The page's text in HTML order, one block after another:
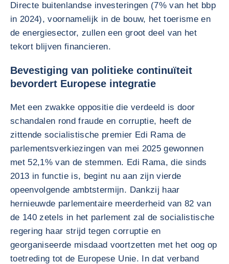
Directe buitenlandse investeringen (7% van het bbp
in 2024), voornamelijk in de bouw, het toerisme en
de energiesector, zullen een groot deel van het
tekort blijven financieren.
Bevestiging van politieke continuïteit
bevordert Europese integratie
Met een zwakke oppositie die verdeeld is door
schandalen rond fraude en corruptie, heeft de
zittende socialistische premier Edi Rama de
parlementsverkiezingen van mei 2025 gewonnen
met 52,1% van de stemmen. Edi Rama, die sinds
2013 in functie is, begint nu aan zijn vierde
opeenvolgende ambtstermijn. Dankzij haar
hernieuwde parlementaire meerderheid van 82 van
de 140 zetels in het parlement zal de socialistische
regering haar strijd tegen corruptie en
georganiseerde misdaad voortzetten met het oog op
toetreding tot de Europese Unie. In dat verband